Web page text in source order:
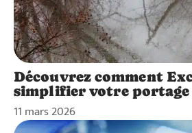
Découvrez comment
simplifier votre
11 mars 2026